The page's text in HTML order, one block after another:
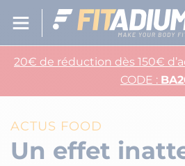
20€ de réduction dès 150€
CODE :
ACTUS FOOD
Un effet